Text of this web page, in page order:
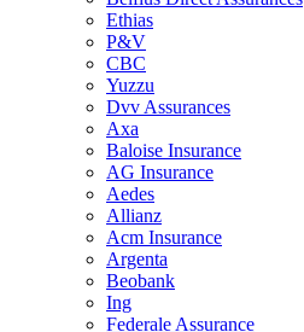
Ethias
P&V
CBC
Yuzzu
Dvv Assurances
Axa
Baloise Insurance
AG Insurance
Aedes
Allianz
Acm Insurance
Argenta
Beobank
Ing
Federale Assurance